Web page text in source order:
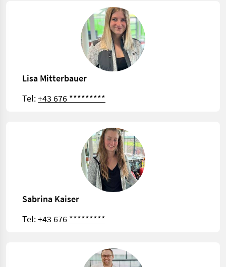
Lisa Mitterbauer
Tel:+43 676 *********
Sabrina Kaiser
Tel:+43 676 *********